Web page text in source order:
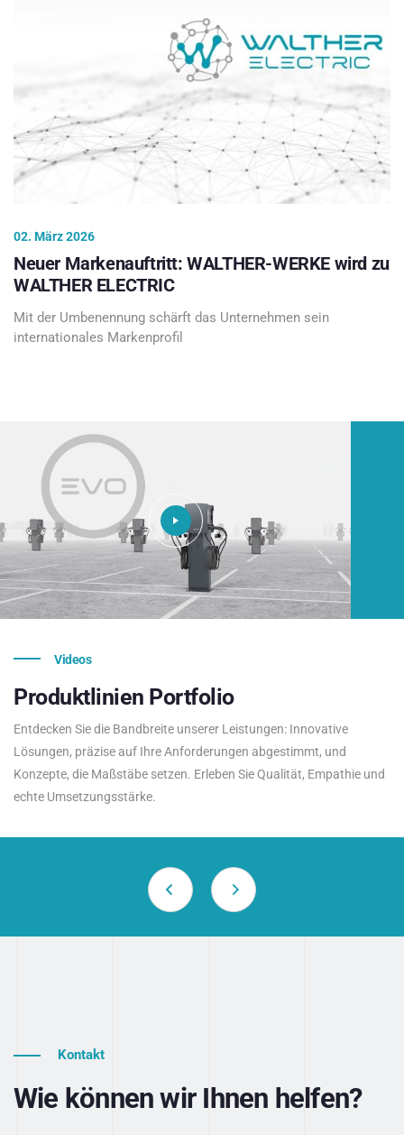
02. März 2026
Neuer Markenauftritt: WALTHER-WERKE wird zu
WALTHER ELECTRIC
Mit der Umbenennung schärft das Unternehmen sein
internationales Markenprofil
Videos
Produktlinien Portfolio
Entdecken Sie die Bandbreite unserer Leistungen: Innovative
Lösungen, präzise auf Ihre Anforderungen abgestimmt, und
Konzepte, die Maßstäbe setzen. Erleben Sie Qualität, Empathie und
echte Umsetzungsstärke.
Kontakt
Wie können wir Ihnen helfen?